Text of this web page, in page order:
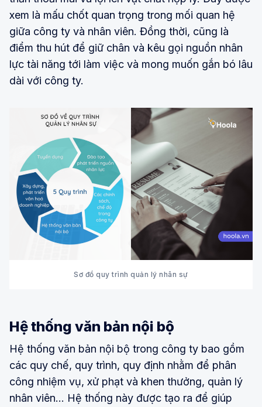
xem là mấu chốt quan trọng trong mối quan hệ
giữa công ty và nhân viên. Đồng thời, cũng là
điểm thu hút để giữ chân và kêu gọi nguồn nhân
lực tài năng tới làm việc và mong muốn gắn bó lâu
dài với công ty.
Sơ đồ quy trình quản lý nhân sự
Hệ thống văn bản nội bộ
Hệ thống văn bản nội bộ trong công ty bao gồm
các quy chế, quy trình, quy định nhằm để phân
công nhiệm vụ, xử phạt và khen thưởng, quản lý
nhân viên… Hệ thống này được tạo ra để giúp